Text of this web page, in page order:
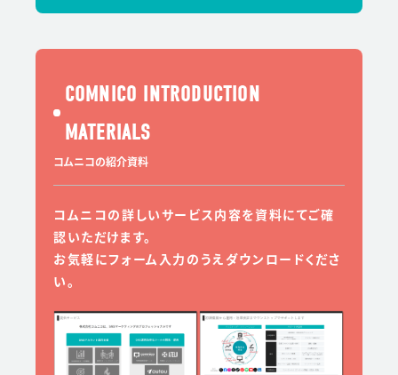
COMNICO INTRODUCTION
MATERIALS
コムニコの紹介資料
コムニコの詳しいサービス内容を資料にてご確
認いただけます。
お気軽にフォーム入力のうえダウンロードくださ
い。